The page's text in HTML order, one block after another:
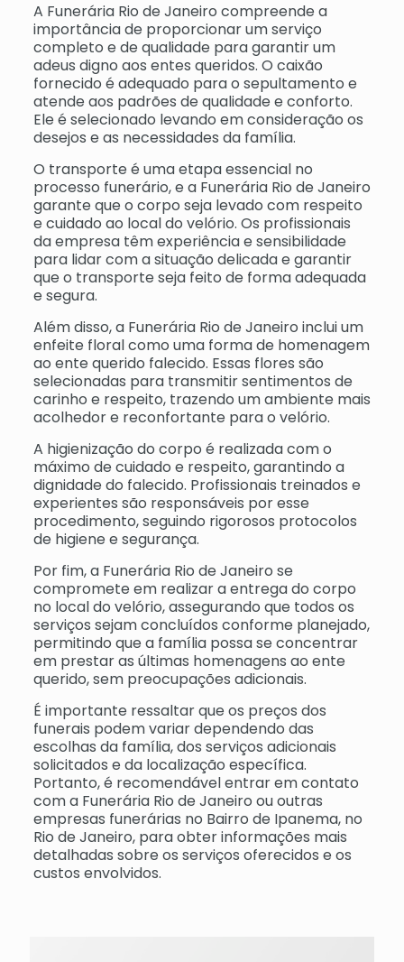
A Funerária Rio de Janeiro compreende a
importância de proporcionar um serviço
completo e de qualidade para garantir um
adeus digno aos entes queridos. O caixão
fornecido é adequado para o sepultamento e
atende aos padrões de qualidade e conforto.
Ele é selecionado levando em consideração os
desejos e as necessidades da família.
O transporte é uma etapa essencial no
processo funerário, e a Funerária Rio de Janeiro
garante que o corpo seja levado com respeito
e cuidado ao local do velório. Os profissionais
da empresa têm experiência e sensibilidade
para lidar com a situação delicada e garantir
que o transporte seja feito de forma adequada
e segura.
Além disso, a Funerária Rio de Janeiro inclui um
enfeite floral como uma forma de homenagem
ao ente querido falecido. Essas flores são
selecionadas para transmitir sentimentos de
carinho e respeito, trazendo um ambiente mais
acolhedor e reconfortante para o velório.
A higienização do corpo é realizada com o
máximo de cuidado e respeito, garantindo a
dignidade do falecido. Profissionais treinados e
experientes são responsáveis por esse
procedimento, seguindo rigorosos protocolos
de higiene e segurança.
Por fim, a Funerária Rio de Janeiro se
compromete em realizar a entrega do corpo
no local do velório, assegurando que todos os
serviços sejam concluídos conforme planejado,
permitindo que a família possa se concentrar
em prestar as últimas homenagens ao ente
querido, sem preocupações adicionais.
É importante ressaltar que os preços dos
funerais podem variar dependendo das
escolhas da família, dos serviços adicionais
solicitados e da localização específica.
Portanto, é recomendável entrar em contato
com a Funerária Rio de Janeiro ou outras
empresas funerárias no Bairro de Ipanema, no
Rio de Janeiro, para obter informações mais
detalhadas sobre os serviços oferecidos e os
custos envolvidos.